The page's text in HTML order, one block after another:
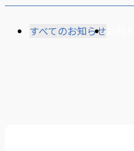
すべてのお知らせ